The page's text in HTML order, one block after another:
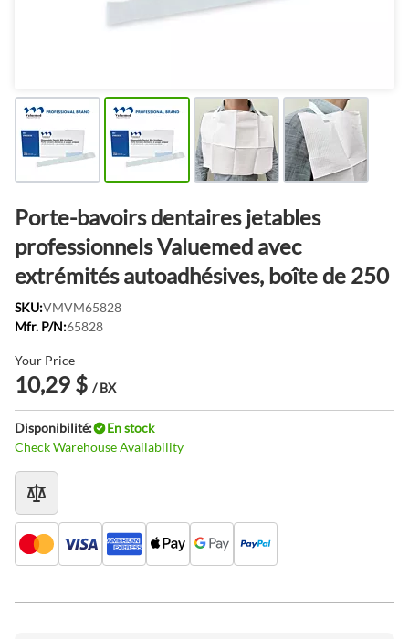
Porte-bavoirs dentaires jetables
professionnels Valuemed ​​avec
extrémités autoadhésives, boîte de 250
SKU:VMVM65828
Mfr. P/N:65828
Your Price
10,29 $ / BX
Disponibilité:
En stock
Check Warehouse Availability